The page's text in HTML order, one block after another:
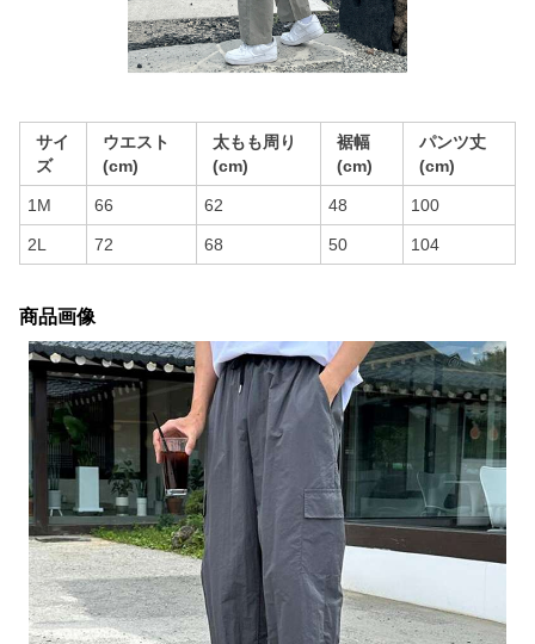
サイ
ズ
ウエスト
(cm)
太もも周り
(cm)
裾幅
(cm)
パンツ丈
(cm)
1M 66 62 48 100
2L 72 68 50 104
商品画像